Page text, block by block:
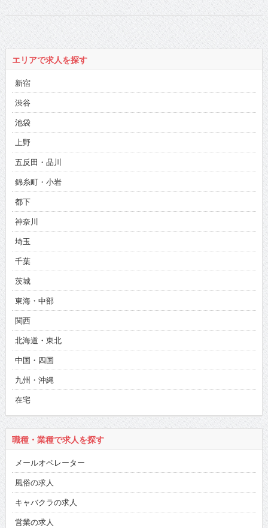
エリアで求人を探す
新宿
渋谷
池袋
上野
五反田・品川
錦糸町・小岩
都下
神奈川
埼玉
千葉
茨城
東海・中部
関西
北海道・東北
中国・四国
九州・沖縄
在宅
職種・業種で求人を探す
メールオペレーター
風俗の求人
キャバクラの求人
営業の求人